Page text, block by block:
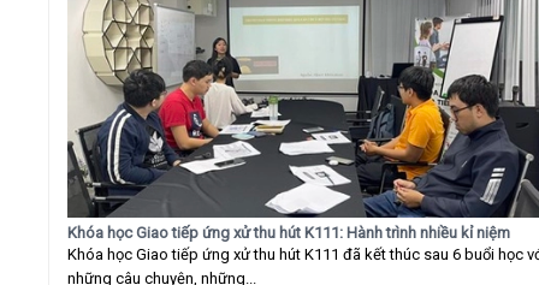
Khóa học Giao tiếp ứng xử thu hút K111: Hành trình nhiều kỉ niệm
Khóa học Giao tiếp ứng xử thu hút K111 đã kết thúc sau 6 buổi học
những câu chuyện, những...